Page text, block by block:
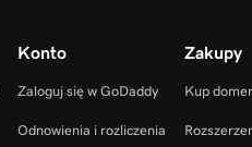
Konto
Zaloguj się w GoDaddy
Odnowienia i rozliczenia
Zakupy
Kup